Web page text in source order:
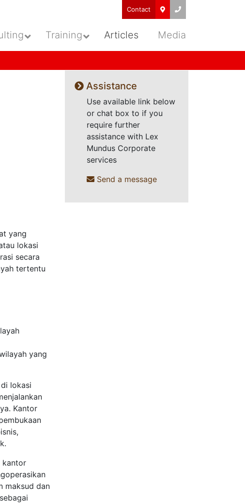
Contact
Training Articles Media
yang
lokasi
secara
tertentu
yang
lokasi
Kantor
kantor
maksud dan
Assistance
Use available link below
or chat box to if you
require further
assistance with Lex
Mundus Corporate
services
Send a message